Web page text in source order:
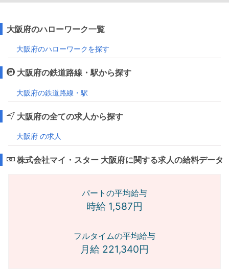
大阪府のハローワーク一覧
大阪府のハローワークを探す
大阪府の鉄道路線・駅から探す
大阪府の鉄道路線・駅
大阪府の全ての求人から探す
大阪府 の求人
株式会社マイ・スター 大阪府に関する求人の給料データ
パートの平均給与
時給 1,587円
フルタイムの平均給与
月給 221,340円